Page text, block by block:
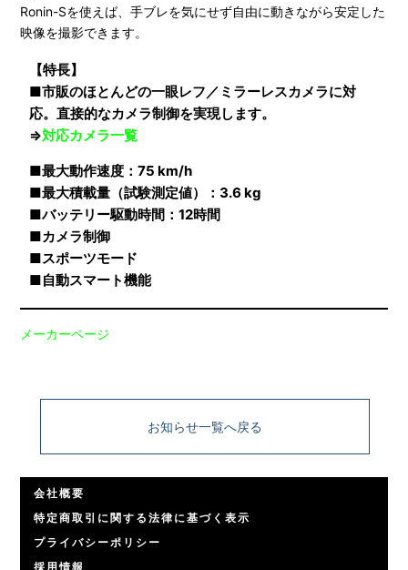
Ronin-Sを使えば、手ブレを気にせず自由に動きながら安定した
映像を撮影できます。
【特長】
■市販のほとんどの一眼レフ／ミラーレスカメラに対
応。直接的なカメラ制御を実現します。
⇒対応カメラ一覧
■最大動作速度：75 km/h
■最大積載量（試験測定値）：3.6 kg
■バッテリー駆動時間：12時間
■カメラ制御
■スポーツモード
■自動スマート機能
メーカーページ
お知らせ一覧へ戻る
会社概要
特定商取引に関する法律に基づく表示
プライバシーポリシー
採用情報